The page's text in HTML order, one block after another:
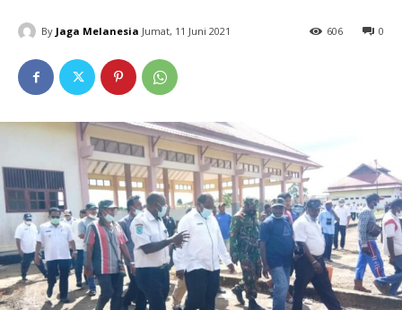
By Jaga Melanesia Jumat, 11 Juni 2021 0
606